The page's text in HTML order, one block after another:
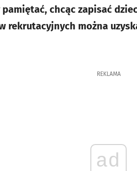
pamiętać, chcąc zapisać
można
REKLAMA
ad